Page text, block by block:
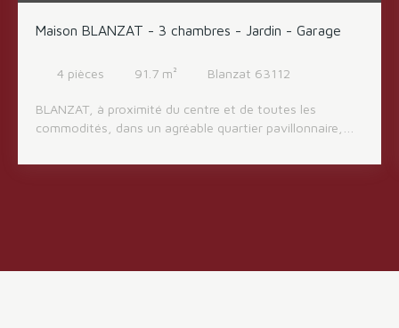
Maison BLANZAT - 3 chambres - Jardin - Garage
4 pièces 91.7 m² Blanzat 63112
BLANZAT, à proximité du centre et de toutes les
commodités, dans un agréable quartier pavillonnaire,
maison se compose d'une entrée avec rangements, un